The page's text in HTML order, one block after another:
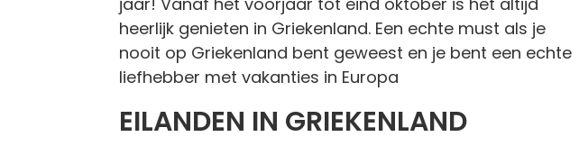
heerlijk genieten in Griekenland. Een echte must als je
nooit op Griekenland bent geweest en je bent een echte
liefhebber met vakanties in Europa
EILANDEN IN GRIEKENLAND